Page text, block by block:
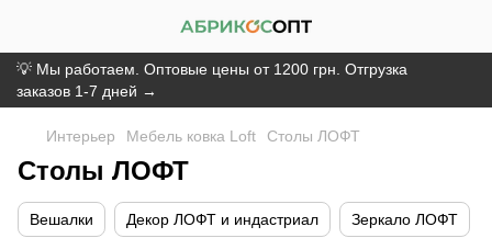
💡 Мы работаем. Оптовые цены от 1200 грн. Отгрузка
заказов 1-7 дней →
Интерьер Мебель ковка Loft Столы ЛОФТ
Столы ЛОФТ
Вешалки Декор ЛОФТ и индастриал Зеркало ЛОФТ